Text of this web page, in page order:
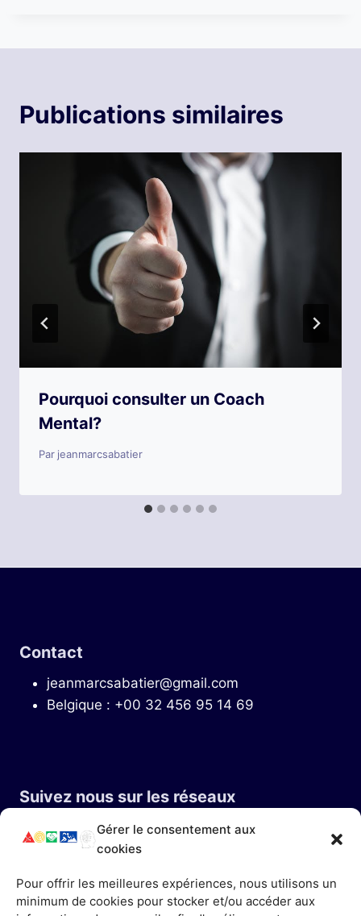
Gérer le consentement aux
cookies
Pour offrir les meilleures expériences, nous utilisons un
minimum de cookies pour stocker et/ou accéder aux
Publications similaires
Pourquoi consulter un Coach
Mental?
Par jeanmarcsabatier
Contact
jeanmarcsabatier@gmail.com
Belgique : +00 32 456 95 14 69
Suivez nous sur les réseaux